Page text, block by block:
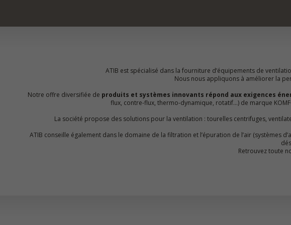
ATIB est spécialisé dans la fourniture d’équipements de
Nous nous appliquons à améliorer la
Notre offre diversifiée de produits et systèmes innovants répond aux exigences
flux, contre-flux, thermo-dynamique, rotatif…) de marque
La société propose des solutions pour la ventilation : tourelles centrifuges,
ATIB conseille également dans le domaine de la filtration et l’épuration de l’air (systèmes
Retrouvez toute